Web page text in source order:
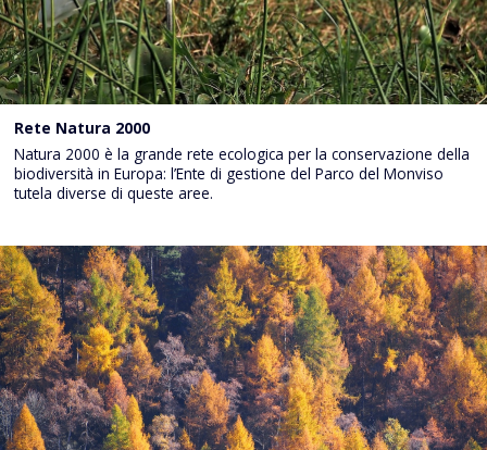
Rete Natura 2000
Natura 2000 è la grande rete ecologica per la conservazione della
biodiversità in Europa: l’Ente di gestione del Parco del Monviso
tutela diverse di queste aree.